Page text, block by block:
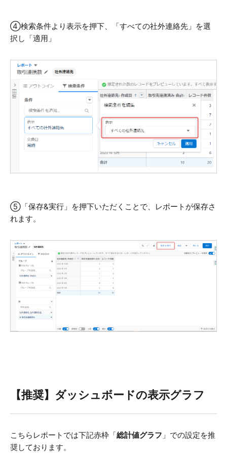
④検索条件より表示を押下、「すべての社外連絡先」を選
択し「適用」
⑤ 「保存&実行」を押下いただくことで、レポートが保存さ
れます。
【推奨】ダッシュボードの表示グラフ
こちらレポートでは下記赤枠「総計値グラフ 」での設定を推
奨しております。